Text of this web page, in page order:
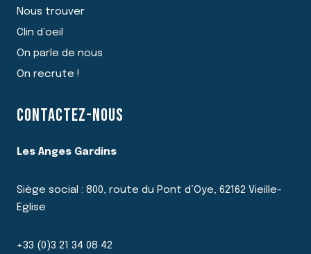
Nous trouver
Clin d’oeil
On parle de nous
On recrute !
CONTACTEZ-NOUS
Les Anges Gardins
Siège social : 800, route du Pont d’Oye, 62162 Vieille-
Eglise
+33 (0)3 21 34 08 42